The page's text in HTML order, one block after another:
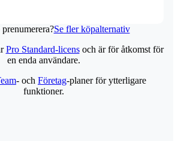
Se fler köpalternativ
Pro Standard-licensoch är för åtkomst för
en enda användare.
- och Företag-planer för ytterligare
funktioner.